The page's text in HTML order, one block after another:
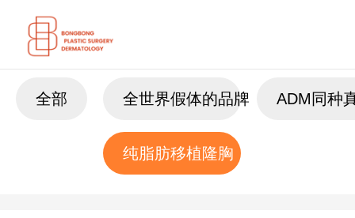
全部 全世界假体的品牌 ADM同种
纯脂肪移植隆胸